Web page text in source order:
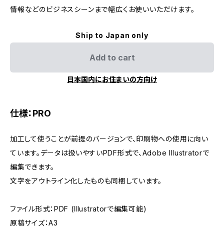
情報などのビジネスシーンまで幅広くお使いいただけます。
Ship to Japan only
Add to cart
日本国内にお住まいの方向け
仕様：PRO
加工して使うことが前提のバージョンで、印刷物への使用に向い
ています。データは扱いやすいPDF形式で、Adobe Illustratorで
編集できます。
文字をアウトライン化したものも同梱しています。
ファイル形式：PDF (Illustratorで編集可能)
原稿サイズ：A3